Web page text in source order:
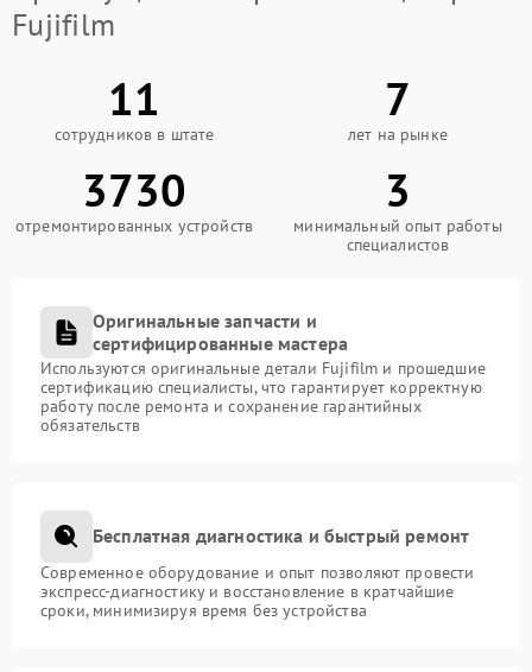
Fujifilm
11
сотрудников в штате
7
лет на рынке
3730
отремонтированных устройств
3
минимальный опыт работы
специалистов
Оригинальные запчасти и
сертифицированные мастера
Используются оригинальные детали Fujifilm и прошедшие
сертификацию специалисты, что гарантирует корректную
работу после ремонта и сохранение гарантийных
обязательств
Бесплатная диагностика и быстрый ремонт
Современное оборудование и опыт позволяют провести
экспресс-диагностику и восстановление в кратчайшие
сроки, минимизируя время без устройства